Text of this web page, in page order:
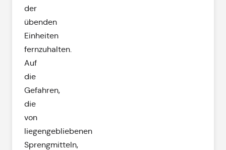
der
übenden
Einheiten
fernzuhalten.
Auf
die
Gefahren,
die
von
liegengebliebenen
Sprengmitteln,